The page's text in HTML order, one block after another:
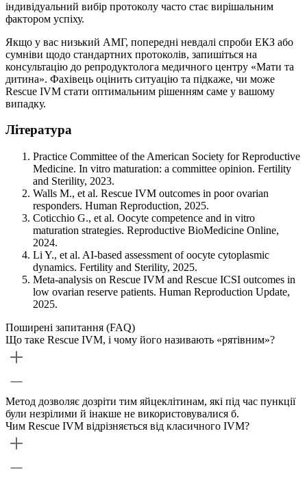
індивідуальний вибір протоколу часто стає вирішальним
фактором успіху.
Якщо у вас низький АМГ, попередні невдалі спроби ЕКЗ або
сумніви щодо стандартних протоколів, запишіться на
консультацію до репродуктолога медичного центру «Мати та
дитина». Фахівець оцінить ситуацію та підкаже, чи може
Rescue IVM стати оптимальним рішенням саме у вашому
випадку.
Література
Practice Committee of the American Society for Reproductive
Medicine. In vitro maturation: a committee opinion. Fertility
and Sterility, 2023.
Walls M., et al. Rescue IVM outcomes in poor ovarian
responders. Human Reproduction, 2025.
Coticchio G., et al. Oocyte competence and in vitro
maturation strategies. Reproductive BioMedicine Online,
2024.
Li Y., et al. AI-based assessment of oocyte cytoplasmic
dynamics. Fertility and Sterility, 2025.
Meta-analysis on Rescue IVM and Rescue ICSI outcomes in
low ovarian reserve patients. Human Reproduction Update,
2025.
Поширені запитання (FAQ)
Що таке Rescue IVM, і чому його називають «рятівним»?
Метод дозволяє дозріти тим яйцеклітинам, які під час пункції
були незрілими й інакше не використовувалися б.
Чим Rescue IVM відрізняється від класичного IVM?